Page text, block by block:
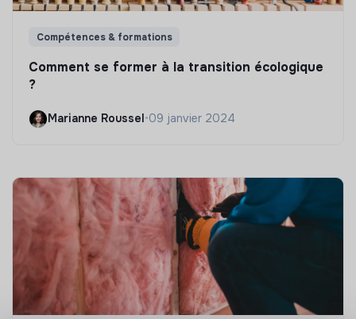
Compétences & formations
Comment se former à la transition écologique
?
Marianne Roussel •09 janvier 2024